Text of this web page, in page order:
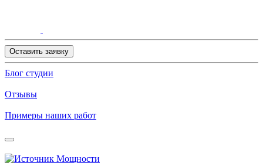
Оставить заявку
Блог студии
Отзывы
Примеры наших работ